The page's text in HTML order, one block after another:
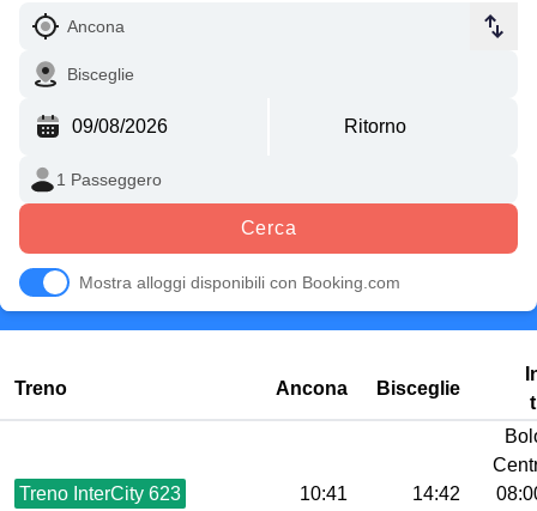
Cerca
Mostra alloggi disponibili con Booking.com
Treno Ancona Bisceglie
Treno InterCity 623 10:41 14:42